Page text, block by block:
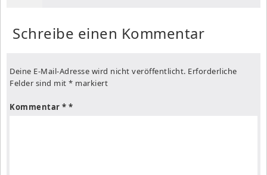
Schreibe einen Kommentar
Deine E-Mail-Adresse wird nicht veröffentlicht. Erforderliche
Felder sind mit * markiert
Kommentar *